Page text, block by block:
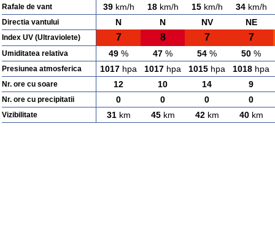
Rafale de vant 39km/h 18km/h 15km/h 34km/h
Directia vantului N N NV NE
Index UV (Ultraviolete) 7 8 7 7
Umiditatea relativa 49 % 47 % 54 % 50 %
Presiunea atmosferica 1017 hpa 1017 hpa 1015 hpa 1018 hpa
Nr. ore cu soare 12 10 14 9
Nr. ore cu precipitatii 0 0 0 0
Vizibilitate 31km 45km 42km 40km